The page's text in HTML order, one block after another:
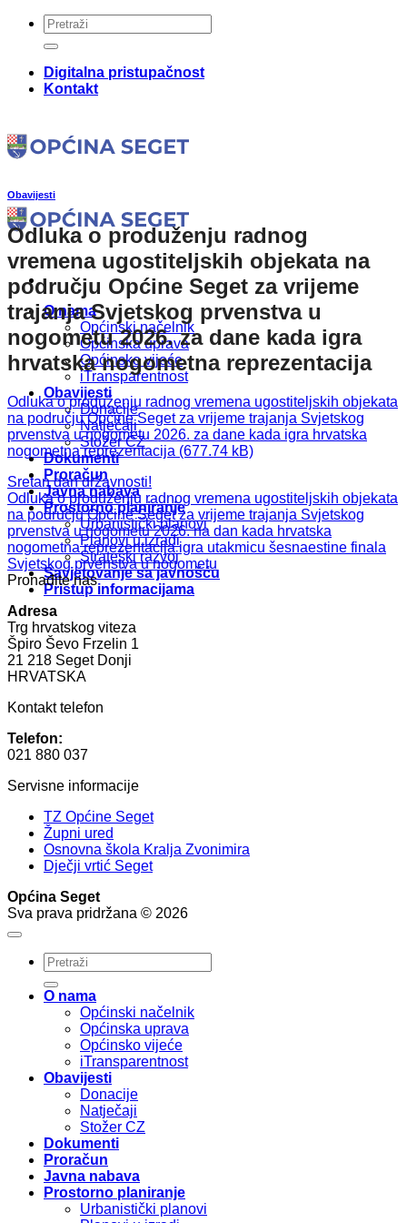
Skip
content
Digitalna pristupačnost
Kontakt
O nama
Općinski načelnik
Općinska uprava
Općinsko vijeće
iTransparentnost
Obavijesti
Donacije
Natječaji
Stožer CZ
Dokumenti
Proračun
Javna nabava
Prostorno planiranje
Urbanistički planovi
Planovi u izradi
Strateški razvoj
Savjetovanje sa javnošću
Pristup informacijama
Obavijesti
Odluka o produženju radnog
vremena ugostiteljskih objekata na
području Općine Seget za vrijeme
trajanja Svjetskog prvenstva u
nogometu 2026. za dane kada igra
hrvatska nogometna reprezentacija
Odluka o produženju radnog vremena ugostiteljskih objekata
na području Općine Seget za vrijeme trajanja Svjetskog
prvenstva u nogometu 2026. za dane kada igra hrvatska
nogometna reprezentacija
Sretan dan državnosti!
Odluka o produženju radnog vremena ugostiteljskih objekata
na području Općine Seget za vrijeme trajanja Svjetskog
prvenstva u nogometu 2026. na dan kada hrvatska
nogometna reprezentacija igra utakmicu šesnaestine finala
Svjetskog prvenstva u nogometu
Pronađite nas
Adresa
Trg hrvatskog viteza
Špiro Ševo Frzelin 1
21 218 Seget Donji
HRVATSKA
Kontakt telefon
Telefon:
021 880 037
Servisne informacije
TZ Općine Seget
Župni ured
Osnovna škola Kralja Zvonimira
Dječji vrtić Seget
Općina Seget
Sva prava pridržana © 2026
O nama
Općinski načelnik
Općinska uprava
Općinsko vijeće
iTransparentnost
Obavijesti
Donacije
Natječaji
Stožer CZ
Dokumenti
Proračun
Javna nabava
Prostorno planiranje
Urbanistički planovi